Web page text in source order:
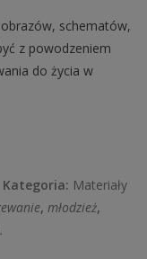
schematów,
z powodzeniem
do życia w
Kategoria: Materiały
, młodzież,